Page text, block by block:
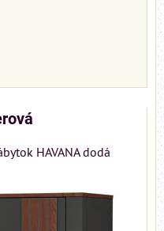
HAVANA dodá